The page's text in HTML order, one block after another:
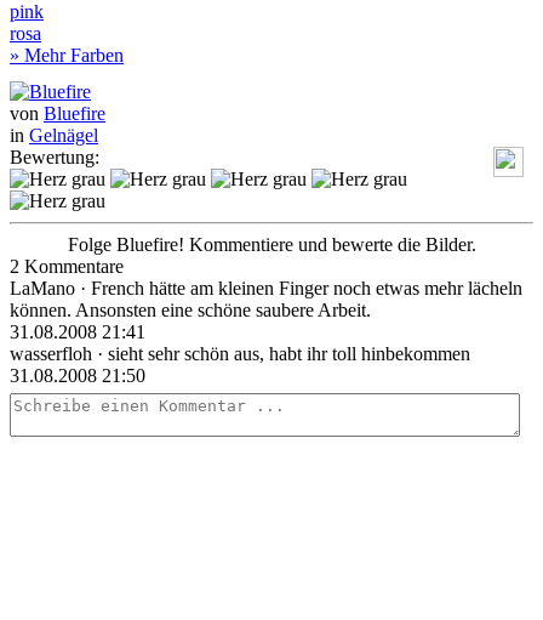
pink
rosa
» Mehr Farben
von Bluefire
in Gelnägel
Bewertung:
Folge Bluefire! Kommentiere und bewerte die Bilder.
2 Kommentare
LaMano · French hätte am kleinen Finger noch etwas mehr lächeln
können. Ansonsten eine schöne saubere Arbeit.
31.08.2008 21:41
wasserfloh · sieht sehr schön aus, habt ihr toll hinbekommen
31.08.2008 21:50